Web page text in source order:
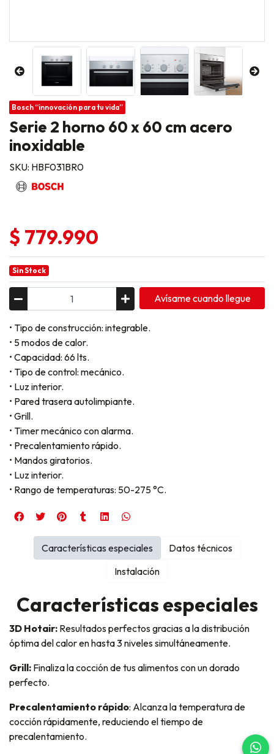
Bosch “innovación para tu vida”
Serie 2 horno 60 x 60 cm acero
inoxidable
SKU: HBF031BR0
$ 779.990
Sin Stock
Avísame cuando llegue
• Tipo de construcción: integrable.
• 5 modos de calor.
• Capacidad: 66 lts.
• Tipo de control: mecánico.
• Luz interior.
• Pared trasera autolimpiante.
• Grill.
• Timer mecánico con alarma.
• Precalentamiento rápido.
• Mandos giratorios.
• Luz interior.
• Rango de temperaturas: 50-275 °C.
Características especiales
3D Hotair: Resultados perfectos gracias a la distribución
óptima del calor en hasta 3 niveles simultáneamente.
Grill: Finaliza la cocción de tus alimentos con un dorado
perfecto.
Precalentamiento rápido: Alcanza la temperatura de
cocción rápidamente, reduciendo el tiempo de
precalentamiento.
Características especiales
Datos técnicos
Instalación